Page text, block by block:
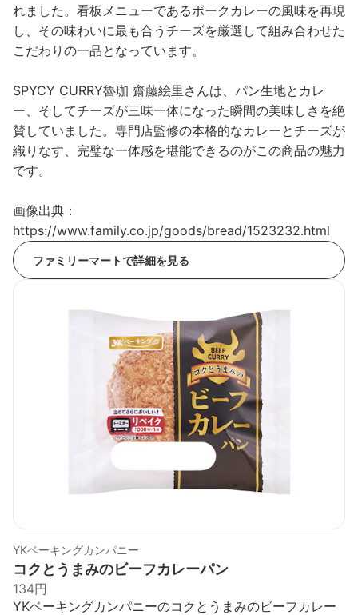
れました。看板メニューであるポークカレーの風味を再現
し、その味わいに最も合うチーズを厳選して組み合わせた
こだわりの一品となっています。
SPYCY CURRY魯珈 齋藤絵里さんは、パン生地とカレ
ー、そしてチーズが三味一体になった瞬間の美味しさを絶
賛していました。専門店監修の本格的なカレーとチーズが
織りなす、完璧な一体感を堪能できるのがこの商品の魅力
です。
画像出典：
https://www.family.co.jp/goods/bread/1523232.html
ファミリーマートで詳細を見る
YKベーキングカンパニー
コクとうまみのビーフカレーパン
134円
YKベーキングカンパニーのコクとうまみのビーフカレー